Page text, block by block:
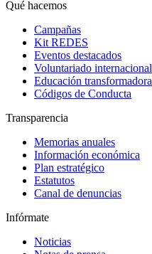
Qué hacemos
Campañas
Kit REDES
Eventos destacados
Voluntariado internacional
Educación transformadora
Códigos de Conducta
Transparencia
Memorias anuales
Información económica
Plan estratégico
Estatutos
Canal de denuncias
Infórmate
Noticias